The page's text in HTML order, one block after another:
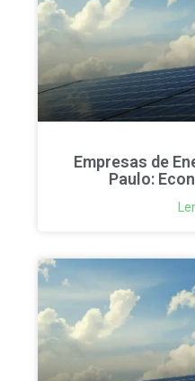
Empresas de
Paulo: